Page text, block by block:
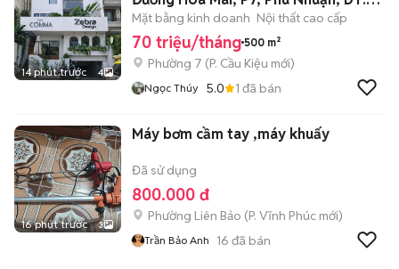
14 phút trước 4
8x20m
Mặt bằng kinh doanh Nội thất cao cấp
70 triệu/tháng 500 m²
Phường 7 (P. Cầu Kiệu mới)
Ngọc Thúy 5.0 1 đã bán
16 phút trước 3
Máy bơm cầm tay ,máy khuấy
Đã sử dụng
800.000 đ
Phường Liên Bảo (P. Vĩnh Phúc mới)
Trần Bảo Anh 16 đã bán